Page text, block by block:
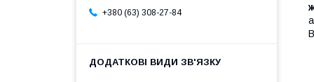
+380 (63) 308-27-84